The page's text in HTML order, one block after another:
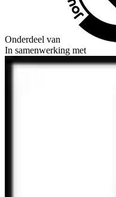
Onderdeel van
In samenwerking met